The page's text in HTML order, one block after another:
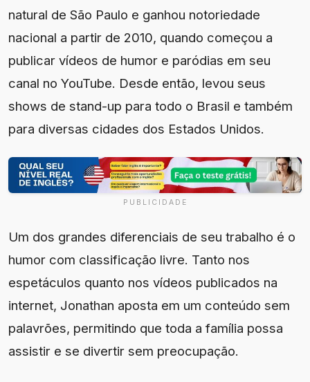
natural de São Paulo e ganhou notoriedade
nacional a partir de 2010, quando começou a
publicar vídeos de humor e paródias em seu
canal no YouTube. Desde então, levou seus
shows de stand-up para todo o Brasil e também
para diversas cidades dos Estados Unidos.
PUBLICIDADE
Um dos grandes diferenciais de seu trabalho é o
humor com classificação livre. Tanto nos
espetáculos quanto nos vídeos publicados na
internet, Jonathan aposta em um conteúdo sem
palavrões, permitindo que toda a família possa
assistir e se divertir sem preocupação.